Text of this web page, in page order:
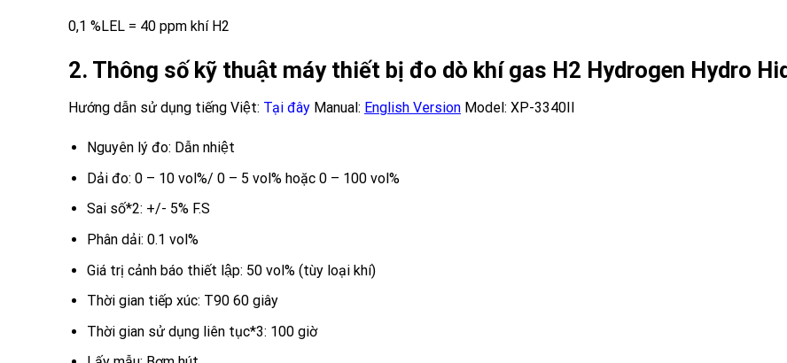
0,1 %LEL = 40 ppm khí H2
2. Thông số kỹ thuật máy thiết bị đo dò khí gas H2 Hydrogen Hydro
Hướng dẫn sử dụng tiếng Việt: Tại đây Manual: English Version Model: XP-3340II
Nguyên lý đo: Dẫn nhiệt
Dải đo: 0 – 10 vol%/ 0 – 5 vol% hoặc 0 – 100 vol%
Sai số*2: +/- 5% F.S
Phân dải: 0.1 vol%
Giá trị cảnh báo thiết lập: 50 vol% (tùy loại khí)
Thời gian tiếp xúc: T90 60 giây
Thời gian sử dụng liên tục*3: 100 giờ